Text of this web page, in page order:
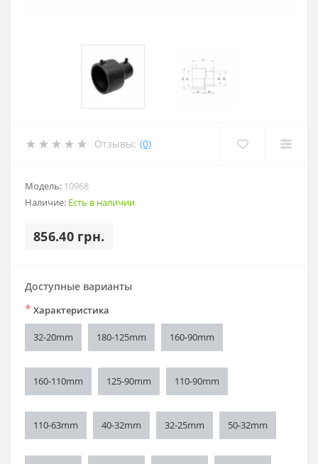
Отзывы: (0)
Модель: 10968
Наличие: Есть в наличии
856.40 грн.
Доступные варианты
* Характеристика
32-20mm 180-125mm 160-90mm
160-110mm 125-90mm 110-90mm
110-63mm 40-32mm 32-25mm 50-32mm